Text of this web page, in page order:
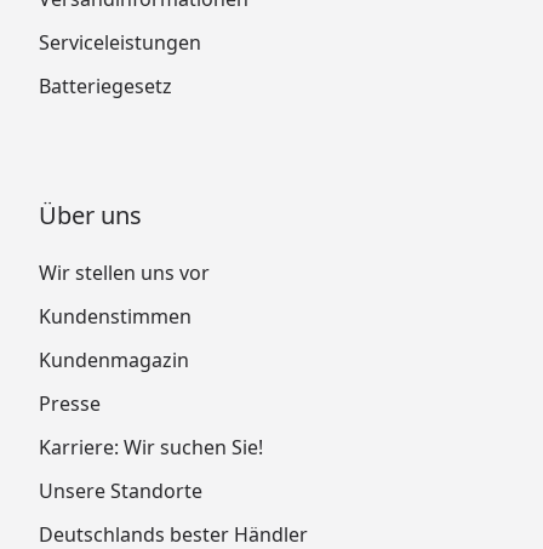
Serviceleistungen
Batteriegesetz
Über uns
Wir stellen uns vor
Kundenstimmen
Kundenmagazin
Presse
Karriere: Wir suchen Sie!
Unsere Standorte
Deutschlands bester Händler